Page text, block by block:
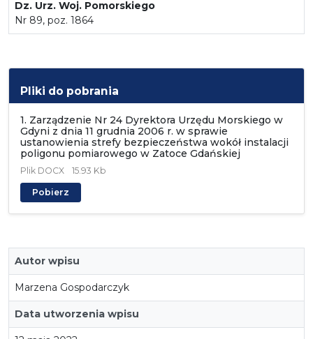
Dz. Urz. Woj. Pomorskiego
Nr 89, poz. 1864
Pliki do pobrania
1. Zarządzenie Nr 24 Dyrektora Urzędu Morskiego w
Gdyni z dnia 11 grudnia 2006 r. w sprawie
ustanowienia strefy bezpieczeństwa wokół instalacji
poligonu pomiarowego w Zatoce Gdańskiej
Plik DOCX 15.93 Kb
Pobierz
Autor wpisu
Marzena Gospodarczyk
Data utworzenia wpisu